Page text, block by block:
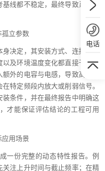
线都不稳定，最终导致系统控
孤立参数
决定，其安装方式、连接电缆
及环境温度变化都直接干扰测
外的电容与电感，导致高频衰
特定频段内放大或削弱信号。
条件，并在最终报告中明确这
才能保证评估结论的工程可用
用场景
一份完整的动态特性报告。例
注上升时间与截止频率；在精
电话